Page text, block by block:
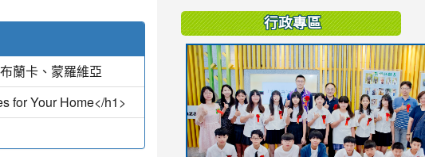
蘭卡、蒙羅維亞
for Your Home</h1>
行政專區